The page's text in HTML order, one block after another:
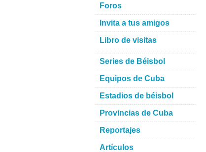
Foros
Invita a tus amigos
Libro de visitas
Series de Béisbol
Equipos de Cuba
Estadios de béisbol
Provincias de Cuba
Reportajes
Artículos